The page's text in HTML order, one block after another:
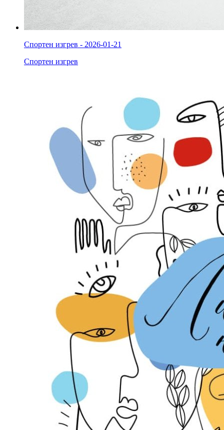
Спортен изгрев - 2026-01-21
Спортен изгрев